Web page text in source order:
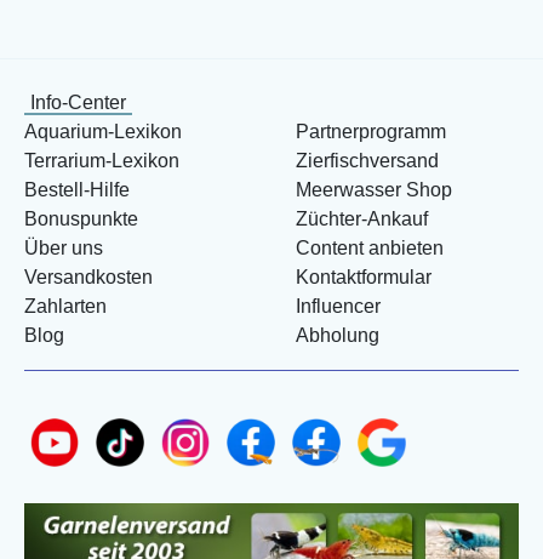
Info-Center
Aquarium-Lexikon
Terrarium-Lexikon
Bestell-Hilfe
Bonuspunkte
Über uns
Versandkosten
Zahlarten
Blog
Partnerprogramm
Zierfischversand
Meerwasser Shop
Züchter-Ankauf
Content anbieten
Kontaktformular
Influencer
Abholung